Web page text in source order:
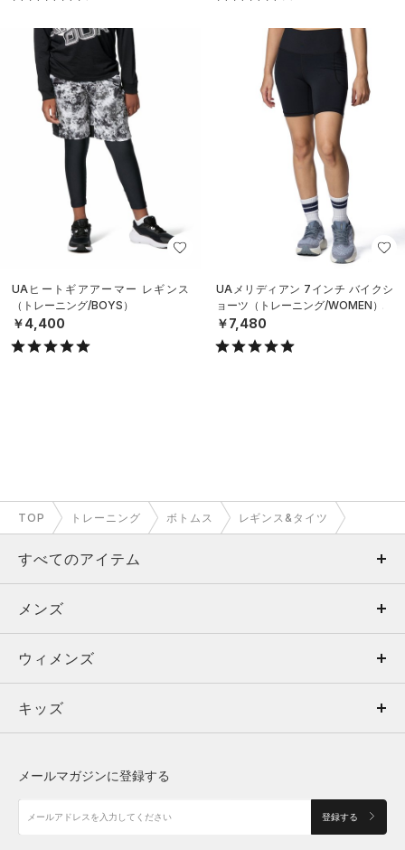
UAヒートギアアーマー レギンス
（トレーニング/BOYS）
￥4,400
UAメリディアン 7インチ バイクシ
ョーツ（トレーニング/WOMEN）
￥7,480
TOP トレーニング ボトムス レギンス&タイツ
すべてのアイテム
メンズ
ウィメンズ
キッズ
アクセサリー
メンズ
トップス
ボトムス
アクセサリー
ウィメンズ
トップス
シューズ
キッズ
メールマガジンに登録する
登録する